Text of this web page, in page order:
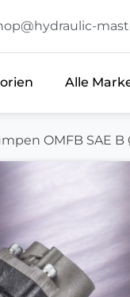
Alle
OMFB SAE B